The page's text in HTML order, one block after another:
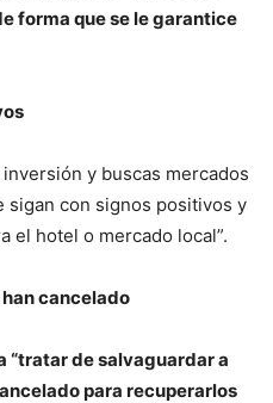
forma que se le garantice
y buscas mercados
con signos positivos y
el hotel o mercado local”.
cancelado
“tratar de salvaguardar a
para recuperarlos